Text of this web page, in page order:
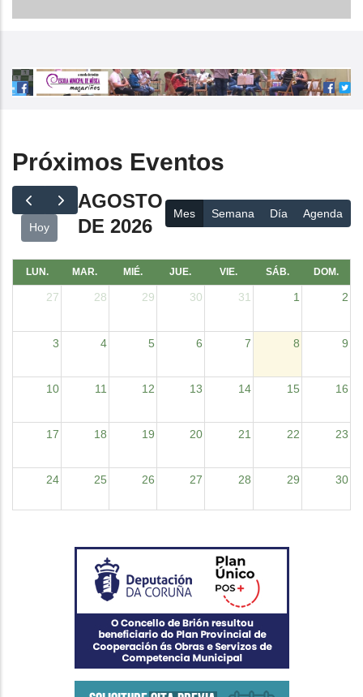
Próximos Eventos
Hoy
AGOSTO
DE 2026
Mes Semana Día Agenda
LUN. MAR. MIÉ. JUE. VIE. SÁB. DOM.
27 28 29 30 31 1 2
3 4 5 6 7 8 9
10 11 12 13 14 15 16
17 18 19 20 21 22 23
24 25 26 27 28 29 30